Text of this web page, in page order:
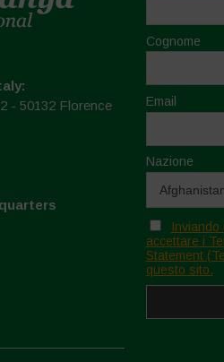
- 50132 Florence
Cognome
Email
Nazione
Inviando
accettare i
Statement
questo sito.